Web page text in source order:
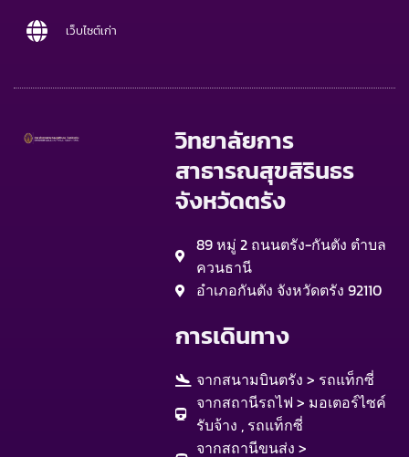
เว็บไซต์เก่า
วิทยาลัยการ
สาธารณสุขสิรินธร
จังหวัดตรัง
89 หมู่ 2 ถนนตรัง-กันตัง ตำบล
ควนธานี
อำเภอกันตัง จังหวัดตรัง 92110
การเดินทาง
จากสนามบินตรัง > รถแท็กซี่
จากสถานีรถไฟ > มอเตอร์ไซค์
รับจ้าง , รถแท็กซี่
จากสถานีขนส่ง >